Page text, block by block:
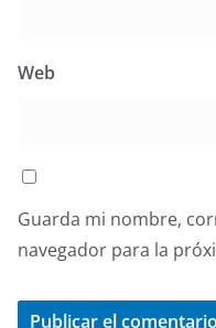
Web
Guarda mi nombre,
navegador para la